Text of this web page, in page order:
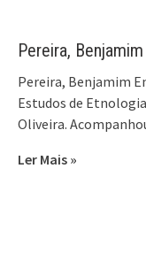
Pereira,
Pereira, Benjamim
Estudos de
Oliveira.
Ler Mais »